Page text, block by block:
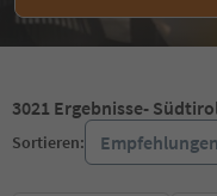
3021 Ergebnisse-
Sortieren: Empfehlungen